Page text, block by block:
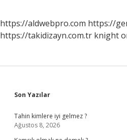
https://aldwebpro.com https://
https://takidizayn.com.tr knight
Sidebar
Son Yazılar
Tahin kimlere iyi gelmez ?
Ağustos 8, 2026